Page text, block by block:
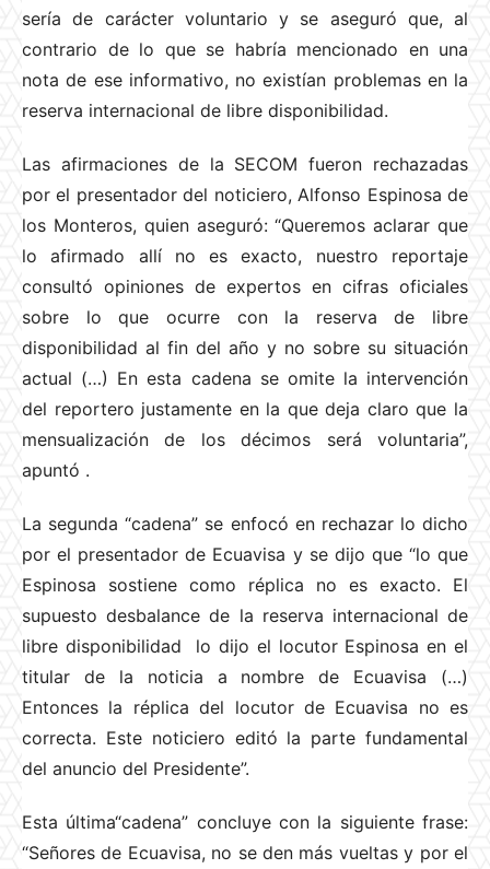
sería de carácter voluntario y se aseguró que, al
contrario de lo que se habría mencionado en una
nota de ese informativo, no existían problemas en la
reserva internacional de libre disponibilidad.
Las afirmaciones de la SECOM fueron rechazadas
por el presentador del noticiero, Alfonso Espinosa de
los Monteros, quien aseguró: “Queremos aclarar que
lo afirmado allí no es exacto, nuestro reportaje
consultó opiniones de expertos en cifras oficiales
sobre lo que ocurre con la reserva de libre
disponibilidad al fin del año y no sobre su situación
actual (…) En esta cadena se omite la intervención
del reportero justamente en la que deja claro que la
mensualización de los décimos será voluntaria”,
apuntó .
La segunda “cadena” se enfocó en rechazar lo dicho
por el presentador de Ecuavisa y se dijo que “lo que
Espinosa sostiene como réplica no es exacto. El
supuesto desbalance de la reserva internacional de
libre disponibilidad lo dijo el locutor Espinosa en el
titular de la noticia a nombre de Ecuavisa (…)
Entonces la réplica del locutor de Ecuavisa no es
correcta. Este noticiero editó la parte fundamental
del anuncio del Presidente”.
Esta última“cadena” concluye con la siguiente frase:
“Señores de Ecuavisa, no se den más vueltas y por el